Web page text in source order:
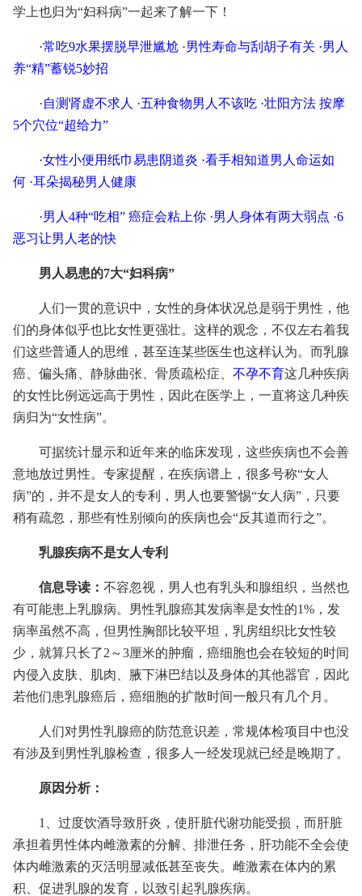
学上也归为“妇科病”一起来了解一下！
·常吃9水果摆脱早泄尴尬 ·男性寿命与刮胡子有关 ·男人
养“精”蓄锐5妙招
·自测肾虚不求人 ·五种食物男人不该吃 ·壮阳方法 按摩
5个穴位“超给力”
·女性小便用纸巾易患阴道炎 ·看手相知道男人命运如
何 ·耳朵揭秘男人健康
·男人4种“吃相” 癌症会粘上你 ·男人身体有两大弱点 ·6
恶习让男人老的快
男人易患的7大“妇科病”
人们一贯的意识中，女性的身体状况总是弱于男性，他
们的身体似乎也比女性更强壮。这样的观念，不仅左右着我
们这些普通人的思维，甚至连某些医生也这样认为。而乳腺
癌、偏头痛、静脉曲张、骨质疏松症、 不孕不育这几种疾病
的女性比例远远高于男性，因此在医学上，一直将这几种疾
病归为“女性病”。
可据统计显示和近年来的临床发现，这些疾病也不会善
意地放过男性。专家提醒，在疾病谱上，很多号称“女人
病”的，并不是女人的专利，男人也要警惕“女人病”，只要
稍有疏忽，那些有性别倾向的疾病也会“反其道而行之”。
乳腺疾病不是女人专利
信息导读： 不容忽视，男人也有乳头和腺组织，当然也
有可能患上乳腺病。男性乳腺癌其发病率是女性的1%，发
病率虽然不高，但男性胸部比较平坦，乳房组织比女性较
少，就算只长了2～3厘米的肿瘤，癌细胞也会在较短的时间
内侵入皮肤、肌肉、腋下淋巴结以及身体的其他器官，因此
若他们患乳腺癌后，癌细胞的扩散时间一般只有几个月。
人们对男性乳腺癌的防范意识差，常规体检项目中也没
有涉及到男性乳腺检查，很多人一经发现就已经是晚期了。
原因分析：
1、过度饮酒导致肝炎，使肝脏代谢功能受损，而肝脏
承担着男性体内雌激素的分解、排泄任务，肝功能不全会使
体内雌激素的灭活明显减低甚至丧失。雌激素在体内的累
积、促进乳腺的发育，以致引起乳腺疾病。